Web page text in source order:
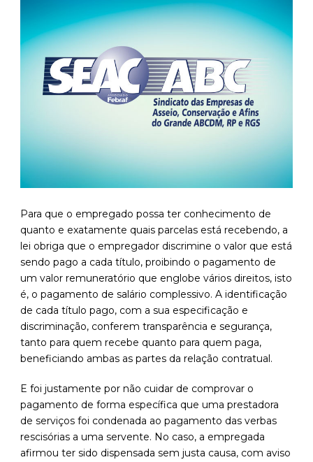
Para que o empregado possa ter conhecimento de
quanto e exatamente quais parcelas está recebendo, a
lei obriga que o empregador discrimine o valor que está
sendo pago a cada título, proibindo o pagamento de
um valor remuneratório que englobe vários direitos, isto
é, o pagamento de salário complessivo. A identificação
de cada título pago, com a sua especificação e
discriminação, conferem transparência e segurança,
tanto para quem recebe quanto para quem paga,
beneficiando ambas as partes da relação contratual.
E foi justamente por não cuidar de comprovar o
pagamento de forma específica que uma prestadora
de serviços foi condenada ao pagamento das verbas
rescisórias a uma servente. No caso, a empregada
afirmou ter sido dispensada sem justa causa, com aviso